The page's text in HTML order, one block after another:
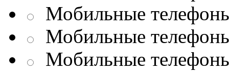
Мобильные
Мобильные
Мобильные